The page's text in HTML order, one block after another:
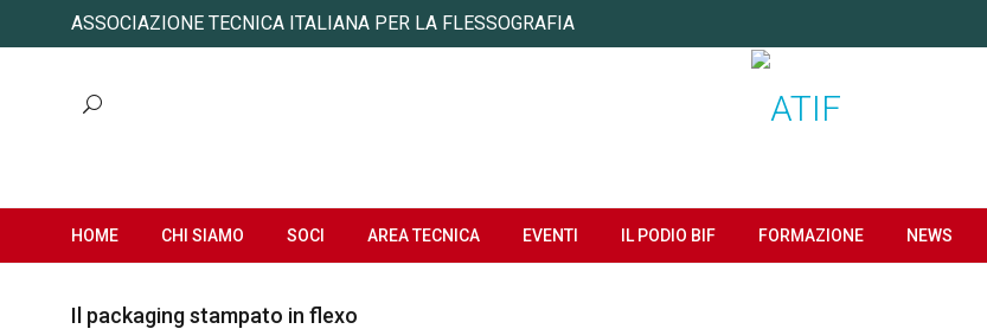
ASSOCIAZIONE TECNICA ITALIANA PER LA FLESSOGRAFIA
HOME CHI SIAMO SOCI AREA TECNICA EVENTI IL PODIO BIF FORMAZIONE NEWS
Il packaging stampato in flexo